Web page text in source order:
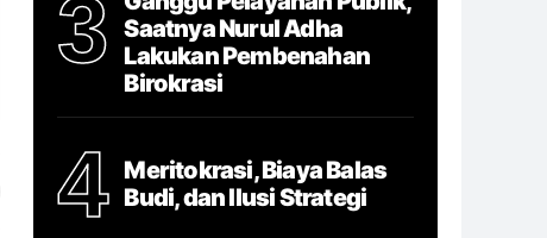
3
Saatnya Nurul Adha
Lakukan Pembenahan
Birokrasi
4
Meritokrasi, Biaya Balas
Budi, dan Ilusi Strategi